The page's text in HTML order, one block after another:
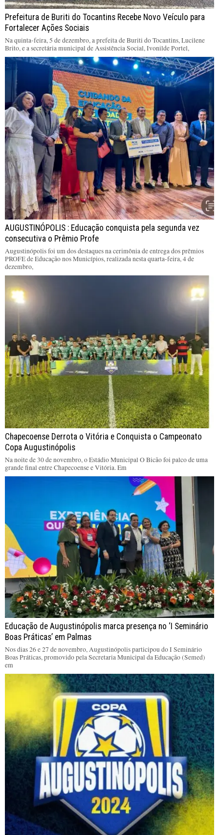
Prefeitura de Buriti do Tocantins Recebe Novo Veículo para
Fortalecer Ações Sociais
Na quinta-feira, 5 de dezembro, a prefeita de Buriti do Tocantins, Lucilene
Brito, e a secretária municipal de Assistência Social, Ivonilde Portel,
AUGUSTINÓPOLIS : Educação conquista pela segunda vez
consecutiva o Prêmio Profe
Augustinópolis foi um dos destaques na cerimônia de entrega dos prêmios
PROFE de Educação nos Municípios, realizada nesta quarta-feira, 4 de
dezembro,
Chapecoense Derrota o Vitória e Conquista o Campeonato
Copa Augustinópolis
Na noite de 30 de novembro, o Estádio Municipal O Bicão foi palco de uma
grande final entre Chapecoense e Vitória. Em
Educação de Augustinópolis marca presença no ‘I Seminário
Boas Práticas’ em Palmas
Nos dias 26 e 27 de novembro, Augustinópolis participou do I Seminário
Boas Práticas, promovido pela Secretaria Municipal da Educação (Semed)
em